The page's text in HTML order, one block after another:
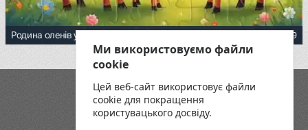
Родина оленів у ранковому лісі 39
Блог
Playground
Умови та положення
Ми використовуємо файли
cookie
Цей веб-сайт використовує файли
cookie для покращення
користувацького досвіду.